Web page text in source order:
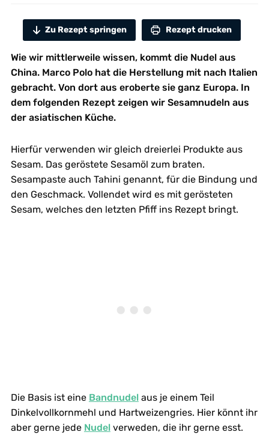
Zu Rezept springen Rezept drucken
Wie wir mittlerweile wissen, kommt die Nudel aus
China. Marco Polo hat die Herstellung mit nach Italien
gebracht. Von dort aus eroberte sie ganz Europa. In
dem folgenden Rezept zeigen wir Sesamnudeln aus
der asiatischen Küche.
Hierfür verwenden wir gleich dreierlei Produkte aus
Sesam. Das geröstete Sesamöl zum braten.
Sesampaste auch Tahini genannt, für die Bindung und
den Geschmack. Vollendet wird es mit gerösteten
Sesam, welches den letzten Pfiff ins Rezept bringt.
Die Basis ist eine Bandnudelaus je einem Teil
Dinkelvollkornmehl und Hartweizengries. Hier könnt ihr
aber gerne jede Nudelverweden, die ihr gerne esst.